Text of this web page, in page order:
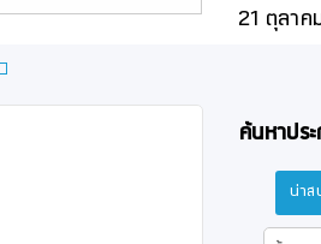
ค้นหาปร
น่าส